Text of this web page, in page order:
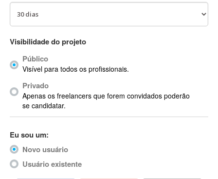
ACID Pro
ACPI
Acrobat
Acrobat X
Acronis
ACT
Actimize
ActionScript
ActionScript 3
Visibilidade do projeto
Público
Visível para todos os profissionais.
Privado
Apenas os freelancers que forem convidados poderão
se candidatar.
Eu sou um:
Novo usuário
Usuário existente